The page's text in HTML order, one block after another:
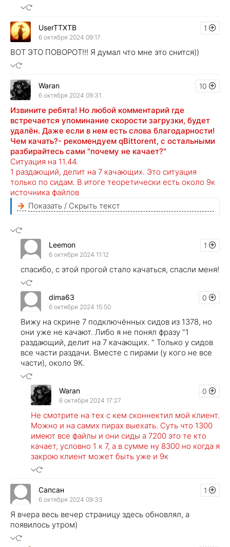
1
UserTTXTB
6 октября 2024 09:17
ВОТ ЭТО ПОВОРОТ!!! Я думал что мне это снится))
10
Waran
6 октября 2024 09:31
Извините ребята! Но любой комментарий где
встречается упоминание скорости загрузки, будет
удалён. Даже если в нем есть слова благодарности!
Чем качать?- рекомендуем qBittorent, с остальными
разбирайтесь сами "почему не качает?"
Ситуация на 11.44.
1 раздающий, делит на 7 качающих. Это ситуация
только по сидам. В итоге теоретически есть около 9к
источника файлов
Показать / Скрыть текст
1
Leemon
6 октября 2024 11:12
спасибо, с этой прогой стало качаться, спасли меня!
0
dima63
6 октября 2024 15:50
Вижу на скрине 7 подключённых сидов из 1378, но
они уже не качают. Либо я не понял фразу "1
раздающий, делит на 7 качающих. " Только у сидов
все части раздачи. Вместе с пирами (у кого не все
части), около 9К.
0
Waran
6 октября 2024 17:27
Не смотрите на тех с кем сконнектил мой клиент.
Можно и на самих пирах выехать. Суть что 1300
имеют все файлы и они сиды а 7200 это те кто
качает, условно 1 к 7, а в сумме ну 8300 но когда я
закрою клиент может быть уже и 9к
1
Сапсан
6 октября 2024 09:33
Я вчера весь вечер страницу здесь обновлял, а
появилось утром)